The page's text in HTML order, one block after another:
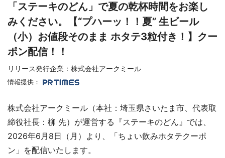
「ステーキのどん」で夏の乾杯時間をお楽し
みください。【“プハーッ！！夏” 生ビール
（小）お値段そのまま ホタテ3粒付き！】クー
ポン配信！！
リリース発行企業：株式会社アークミール
情報提供：
株式会社アークミール（本社：埼玉県さいたま市、代表取
締役社長：柳 先）が運営する『ステーキのどん』では、
2026年6月8日（月）より、「ちょい飲みホタテクーポ
ン」を配信いたします。